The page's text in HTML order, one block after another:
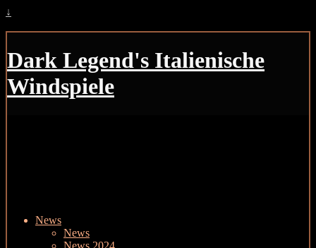
↓
Dark Legend's Italienische
Windspiele
News
News
News 2024